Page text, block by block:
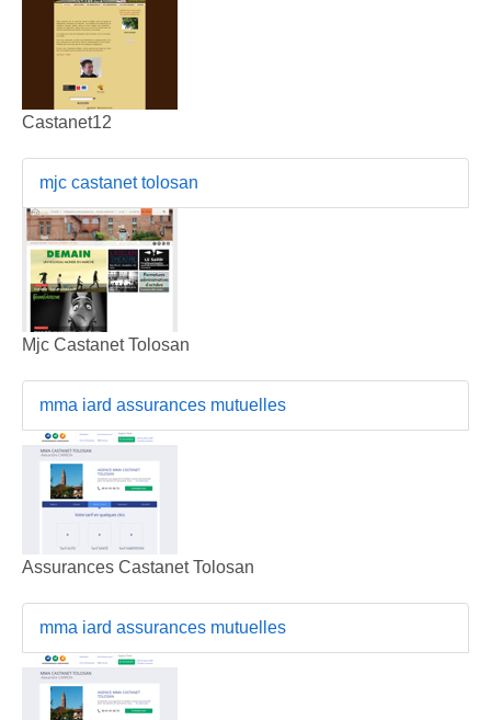
Castanet12
mjc castanet tolosan
Mjc Castanet Tolosan
mma iard assurances mutuelles
Assurances Castanet Tolosan
mma iard assurances mutuelles